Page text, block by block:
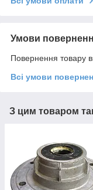
Умови
Повернення товару
Всі умови
З цим товаром